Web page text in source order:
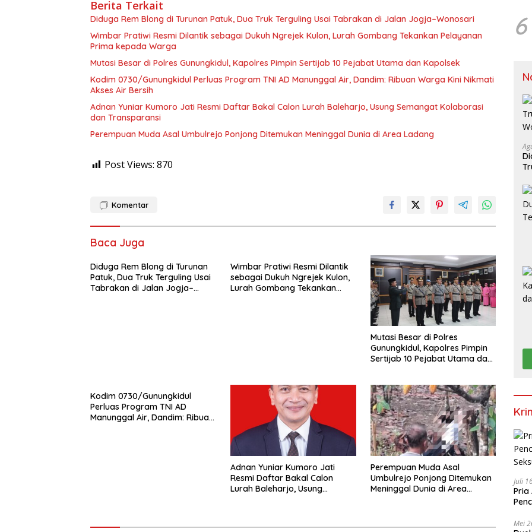
Berita Terkait
Diduga Rem Blong di Turunan Patuk, Dua Truk Terguling Usai Tabrakan di Jalan Jogja–Wonosari
Wimbar Pratiwi Resmi Dilantik sebagai Dukuh Ngrejek Kulon, Lurah Gombang Tekankan Pelayanan
Prima kepada Warga
Mutasi Besar di Polres Gunungkidul, Kapolres Pimpin Sertijab 10 Pejabat Utama dan Kapolsek
Kodim 0730/Gunungkidul Perluas Program TNI AD Manunggal Air, Dandim: Ribuan Warga Kini Nikmati
Akses Air Bersih
Adnan Yuniar Kumoro Jati Resmi Daftar Bakal Calon Lurah Baleharjo, Usung Semangat Kolaborasi
dan Transparansi
Perempuan Muda Asal Umbulrejo Ponjong Ditemukan Meninggal Dunia di Area Ladang
Post Views: 870
Komentar
Baca Juga
Diduga Rem Blong di Turunan
Patuk, Dua Truk Terguling Usai
Tabrakan di Jalan Jogja–
Wimbar Pratiwi Resmi Dilantik
sebagai Dukuh Ngrejek Kulon,
Lurah Gombang Tekankan
Mutasi Besar di Polres
Gunungkidul, Kapolres Pimpin
Sertijab 10 Pejabat Utama dan
Kodim 0730/Gunungkidul
Perluas Program TNI AD
Manunggal Air, Dandim: Ribuan
Adnan Yuniar Kumoro Jati
Resmi Daftar Bakal Calon
Lurah Baleharjo, Usung
Perempuan Muda Asal
Umbulrejo Ponjong Ditemukan
Meninggal Dunia di Area
6
Juli
Pria
Mei